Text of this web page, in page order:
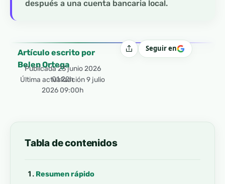
después a una cuenta bancaria local.
Artículo escrito por
Belen Ortega
Publicada23 junio 2026
01:22h
Última actualización 9 julio
2026 09:00h
CompartirSeguir en
Tabla de contenidos
Resumen rápido